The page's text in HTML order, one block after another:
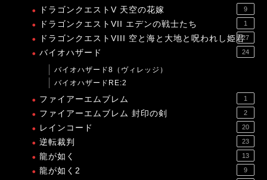
ドラゴンクエストV 天空の花嫁 9
ドラゴンクエストVII エデンの戦士たち 1
ドラゴンクエストVIII 空と海と大地と呪われし姫君27
バイオハザード 24
バイオハザード8（ヴィレッジ）
バイオハザードRE:2
ファイアーエムブレム 1
ファイアーエムブレム 封印の剣 2
レインコード 20
逆転裁判 23
龍が如く 13
龍が如く2 9